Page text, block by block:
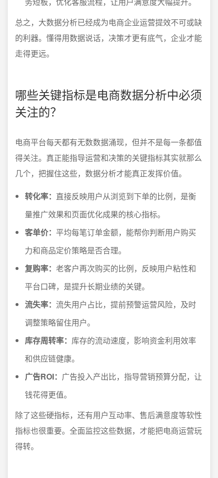
总之，大数据分析已经成为电商企业运营提效不可或缺
的利器。懂得用数据说话，决策才更有底气，企业才能
走得更远。
哪些关键指标是电商数据分析中必须
关注的？
电商平台每天都有无数数据涌现，但并不是每一条都值
得关注。真正能指导运营和决策的关键指标其实就那么
几个，把握住这些，数据分析才能真正发挥价值。
转化率： 直接反映用户从浏览到下单的比例，是衡
量推广效果和页面优化成果的核心指标。
客单价： 平均每笔订单金额，能帮你判断用户购买
力和商品定价策略是否合理。
复购率： 老客户再次购买的比例，反映用户粘性和
平台口碑，是提升长期业绩的关键。
流失率： 流失用户占比，提前预警运营风险，及时
调整策略留住用户。
库存周转率： 库存的流动速度，影响资金利用效率
和供应链健康。
广告ROI： 广告投入产出比，指导营销预算分配，让
钱花得更值。
除了这些硬指标，还有用户互动率、售后满意度等软性
指标也很重要。全面监控这些数据，才能把电商运营玩
得转。